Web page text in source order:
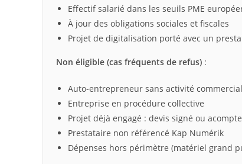
Effectif salarié dans les seuils PME
À jour des obligations sociales et fiscales
Projet de digitalisation porté avec un
Non éligible (cas fréquents de refus) :
Auto-entrepreneur sans activité
Entreprise en procédure collective
Projet déjà engagé : devis signé ou
Prestataire non référencé Kap Numérik
Dépenses hors périmètre (matériel grand